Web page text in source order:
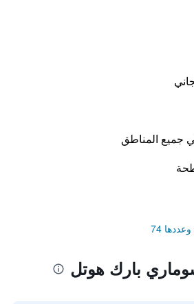
جميع المناطق
74
بارك هوتل